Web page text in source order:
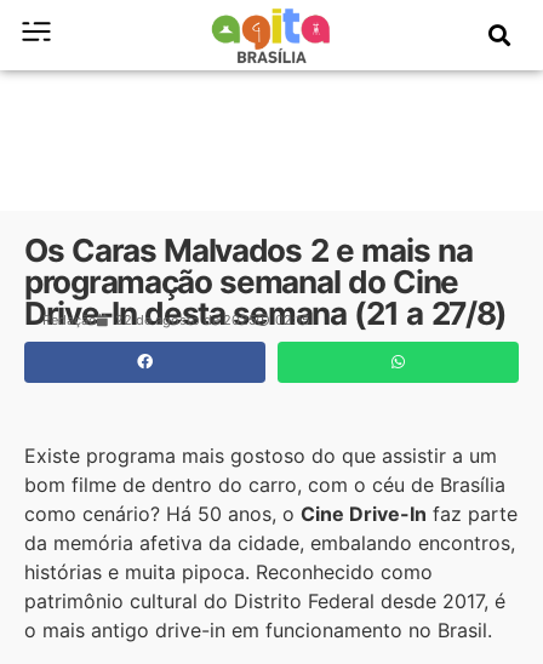
Os Caras Malvados 2 e mais na
programação semanal do Cine
Drive-In desta semana (21 a 27/8)
Redação 22 de agosto de 2025 02:15
Existe programa mais gostoso do que assistir a um
bom filme de dentro do carro, com o céu de Brasília
como cenário? Há 50 anos, o Cine Drive-In faz parte
da memória afetiva da cidade, embalando encontros,
histórias e muita pipoca. Reconhecido como
patrimônio cultural do Distrito Federal desde 2017, é
o mais antigo drive-in em funcionamento no Brasil.